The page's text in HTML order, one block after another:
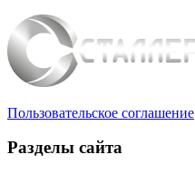
Пользовательское соглашение
Разделы сайта